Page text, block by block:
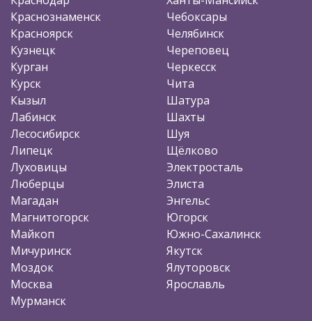
Краснознаменск
Красноярск
Кузнецк
Курган
Курск
Кызыл
Лабинск
Лесосибирск
Липецк
Луховицы
Люберцы
Магадан
Магнитогорск
Майкоп
Мичуринск
Моздок
Москва
Мурманск
Чебоксары
Челябинск
Череповец
Черкесск
Чита
Шатура
Шахты
Шуя
Щёлково
Электросталь
Элиста
Энгельс
Югорск
Южно-Сахалинск
Якутск
Ялуторовск
Ярославль